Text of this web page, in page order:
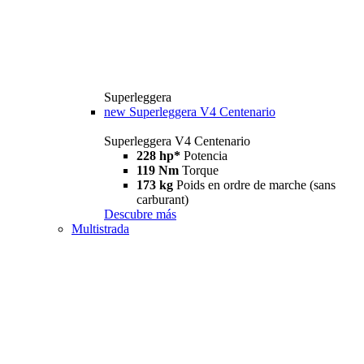
Superleggera
new Superleggera V4 Centenario
Superleggera V4 Centenario
228 hp* Potencia
119 Nm Torque
173 kg Poids en ordre de marche (sans
carburant)
Descubre más
Multistrada